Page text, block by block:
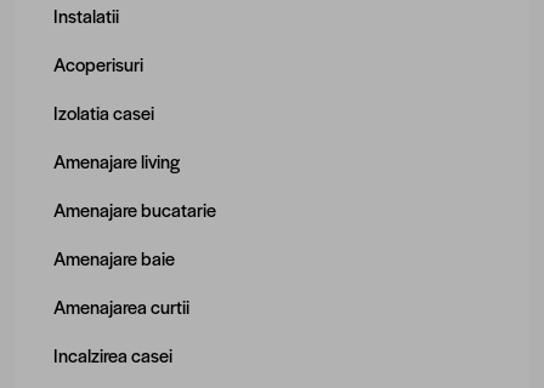
Instalatii
Acoperisuri
Izolatia casei
Amenajare living
Amenajare bucatarie
Amenajare baie
Amenajarea curtii
Incalzirea casei